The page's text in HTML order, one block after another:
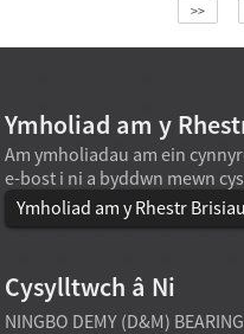
>>
Ymholiad am y
Am ymholiadau am ein
e-bost i ni a byddwn mewn
Ymholiad am y Rhestr Brisiau
Cysylltwch â Ni
NINGBO DEMY (D&M)